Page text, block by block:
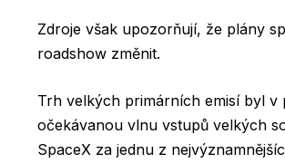
Zdroje však upozorňují, že plány
roadshow změnit.
Trh velkých primárních emisí byl v
očekávanou vlnu vstupů velkých
SpaceX za jednu z